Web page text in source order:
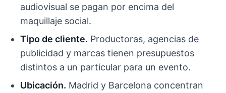
audiovisual se pagan por encima del
maquillaje social.
Tipo de cliente. Productoras, agencias de
publicidad y marcas tienen presupuestos
distintos a un particular para un evento.
Ubicación. Madrid y Barcelona concentran